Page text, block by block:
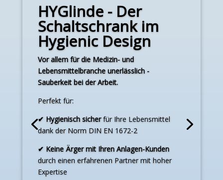
HYGlinde - Der
Schaltschrank im
Hygienic Design
Vor allem für die Medizin- und
Lebensmittelbranche unerlässlich -
Sauberkeit bei der Arbeit.
Perfekt für:
✔ Hygienisch sicherfür Ihre Lebensmittel
dank der Norm DIN EN 1672-2
✔ Keine Ärger mit Ihren Anlagen-Kunden
durch einen erfahrenen Partner mit hoher
Expertise